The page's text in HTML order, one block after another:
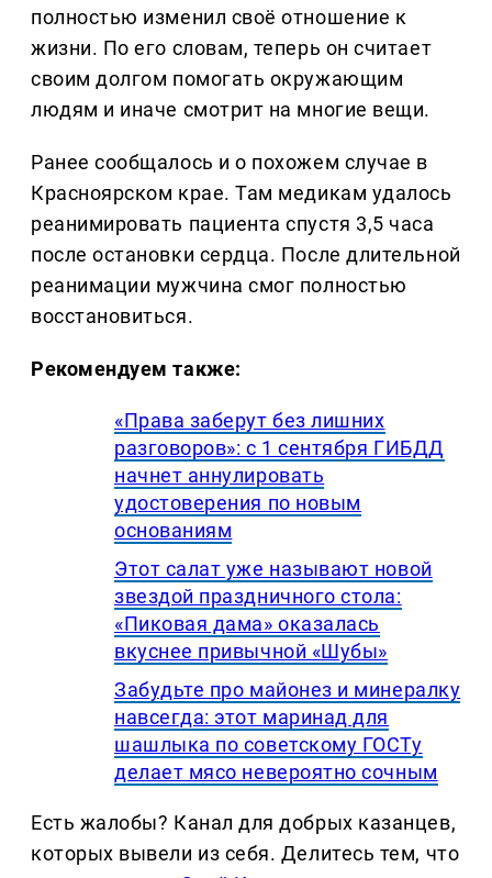
полностью изменил своё отношение к
жизни. По его словам, теперь он считает
своим долгом помогать окружающим
людям и иначе смотрит на многие вещи.
Ранее сообщалось и о похожем случае в
Красноярском крае. Там медикам удалось
реанимировать пациента спустя 3,5 часа
после остановки сердца. После длительной
реанимации мужчина смог полностью
восстановиться.
Рекомендуем также:
«Права заберут без лишних
разговоров»: с 1 сентября ГИБДД
начнет аннулировать
удостоверения по новым
основаниям
Этот салат уже называют новой
звездой праздничного стола:
«Пиковая дама» оказалась
вкуснее привычной «Шубы»
Забудьте про майонез и минералку
навсегда: этот маринад для
шашлыка по советскому ГОСТу
делает мясо невероятно сочным
Есть жалобы? Канал для добрых казанцев,
которых вывели из себя. Делитеcь тем, что